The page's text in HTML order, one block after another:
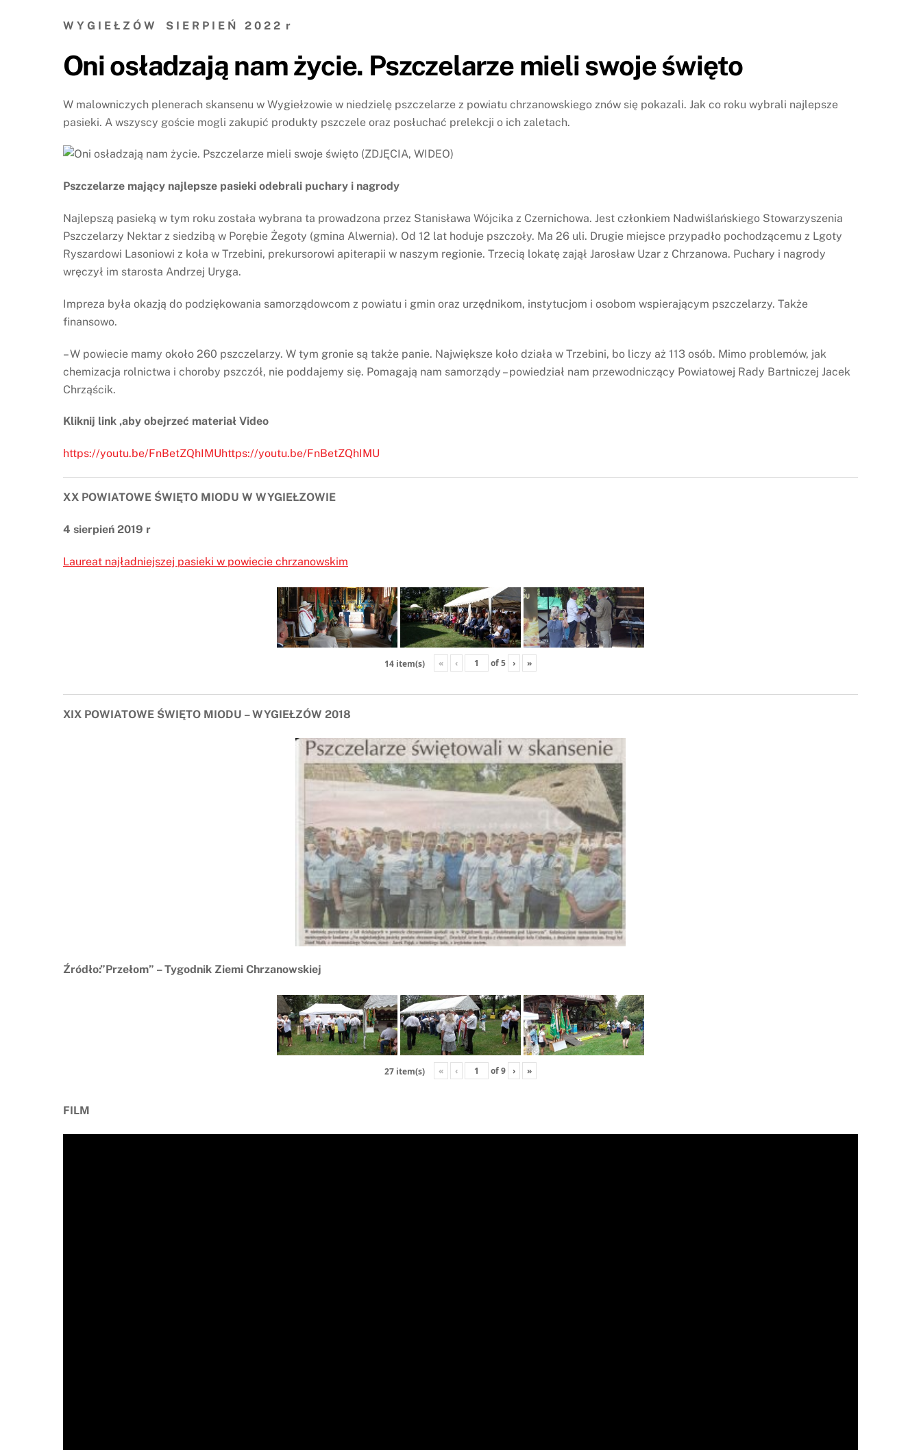
W Y G I E Ł Z Ó W S I E R P I E Ń 2 0 2 2 r
Oni osładzają nam życie. Pszczelarze mieli swoje święto
W malowniczych plenerach skansenu w Wygiełzowie w niedzielę pszczelarze z powiatu chrzanowskiego znów się pokazali. Jak co roku wybrali najlepsze
pasieki. A wszyscy goście mogli zakupić produkty pszczele oraz posłuchać prelekcji o ich zaletach.
Pszczelarze mający najlepsze pasieki odebrali puchary i nagrody
Najlepszą pasieką w tym roku została wybrana ta prowadzona przez Stanisława Wójcika z Czernichowa. Jest członkiem Nadwiślańskiego Stowarzyszenia
Pszczelarzy Nektar z siedzibą w Porębie Żegoty (gmina Alwernia). Od 12 lat hoduje pszczoły. Ma 26 uli. Drugie miejsce przypadło pochodzącemu z Lgoty
Ryszardowi Lasoniowi z koła w Trzebini, prekursorowi apiterapii w naszym regionie. Trzecią lokatę zajął Jarosław Uzar z Chrzanowa. Puchary i nagrody
wręczył im starosta Andrzej Uryga.
Impreza była okazją do podziękowania samorządowcom z powiatu i gmin oraz urzędnikom, instytucjom i osobom wspierającym pszczelarzy. Także
finansowo.
– W powiecie mamy około 260 pszczelarzy. W tym gronie są także panie. Największe koło działa w Trzebini, bo liczy aż 113 osób. Mimo problemów, jak
chemizacja rolnictwa i choroby pszczół, nie poddajemy się. Pomagają nam samorządy – powiedział nam przewodniczący Powiatowej Rady Bartniczej Jacek
Chrząścik.
Kliknij link ,aby obejrzeć materiał Video
https://youtu.be/FnBetZQhIMUhttps://youtu.be/FnBetZQhIMU
XX POWIATOWE ŚWIĘTO MIODU W WYGIEŁZOWIE
4 sierpień 2019 r
Laureat najładniejszej pasieki w powiecie chrzanowskim
14 item(s) « ‹ of5 › »
XIX POWIATOWE ŚWIĘTO MIODU – WYGIEŁZÓW 2018
Źródło:”Przełom” – Tygodnik Ziemi Chrzanowskiej
27 item(s) « ‹ of9 › »
FILM